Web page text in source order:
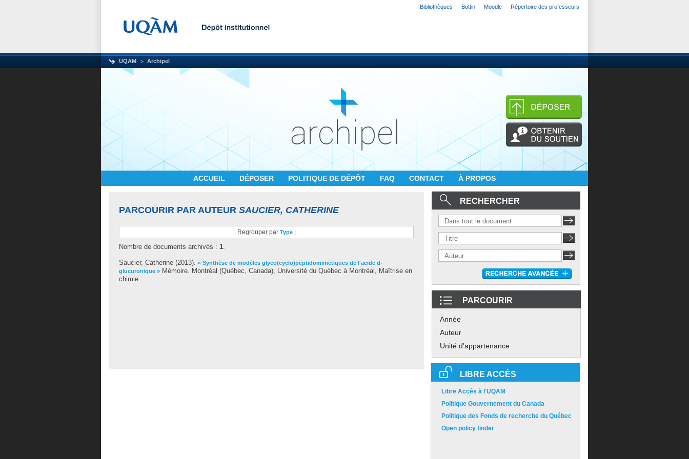
Bibliothèques Bottin Moodle Répertoire des professeurs
UQAM Archipel
ACCUEIL DÉPOSER POLITIQUE DE DÉPÔT FAQ CONTACT À PROPOS
PARCOURIR PAR AUTEUR SAUCIER, CATHERINE
Regrouper par Type
Nombre de documents archivés : 1.
Saucier, Catherine (2013). « Synthèse de modèles glyco(cyclo)peptidomimétiques de l'acide d-
glucuronique » Mémoire. Montréal (Québec, Canada), Université du Québec à Montréal, Maîtrise en
chimie.
RECHERCHER
PARCOURIR
Année
Auteur
Unité d'appartenance
LIBRE ACCÈS
Libre Accès à l'UQAM
Politique Gouvernement du Canada
Politique des Fonds de recherche du Québec
Open policy finder